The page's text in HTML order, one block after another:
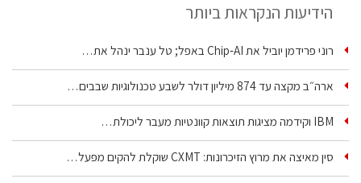
הידיעות הנקראות ביותר
רוני פרידמן יוביל את Chip‑AI באפל; טל ענבר ינהל את…
ארה״ב מקצה עד 874 מיליון דולר לשבע טכנולוגיות שבבים…
IBM וקידמה מציגות תוצאות קוונטיות מעבר ליכולת…
סין מאיצה את מרוץ הזיכרונות: CXMT שוקלת להקים מפעל…